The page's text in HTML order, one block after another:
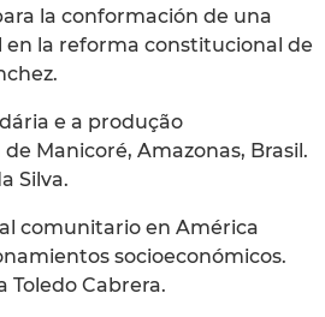
la conformación de una
en la reforma constitucional de
e a produção
Manicoré, Amazonas, Brasil.
Silva.
comunitario en América
socioeconómicos.
Toledo Cabrera.